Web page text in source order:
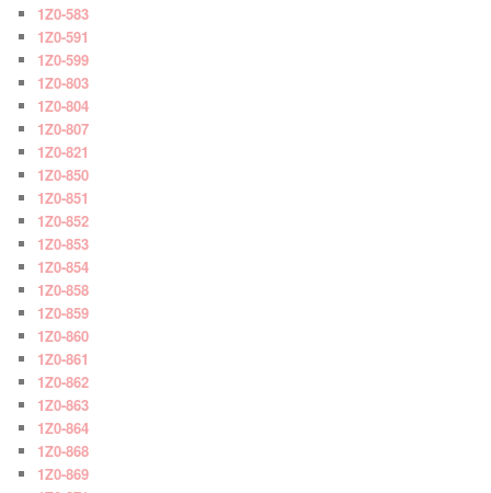
1Z0-583
1Z0-591
1Z0-599
1Z0-803
1Z0-804
1Z0-807
1Z0-821
1Z0-850
1Z0-851
1Z0-852
1Z0-853
1Z0-854
1Z0-858
1Z0-859
1Z0-860
1Z0-861
1Z0-862
1Z0-863
1Z0-864
1Z0-868
1Z0-869